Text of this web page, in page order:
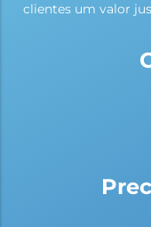
clientes um valor